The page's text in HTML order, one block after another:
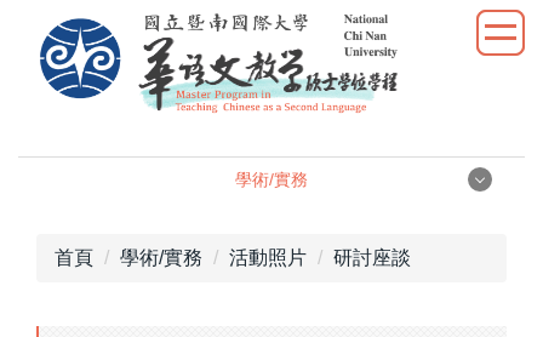
容
學術/實務
首頁 學術/實務 活動照片 研討座談